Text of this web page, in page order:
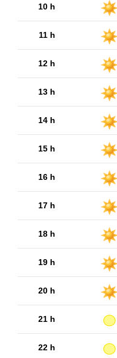
10 h
11 h
12 h
13 h
14 h
15 h
16 h
17 h
18 h
19 h
20 h
21 h
22 h